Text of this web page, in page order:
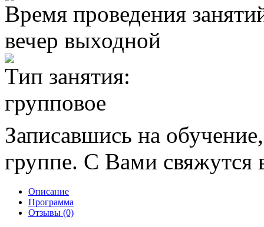
Время проведения
вечер выходной
Тип занятия:
групповое
Записавшись на
группе. С Вами свяжутся
Описание
Программа
Отзывы (0)